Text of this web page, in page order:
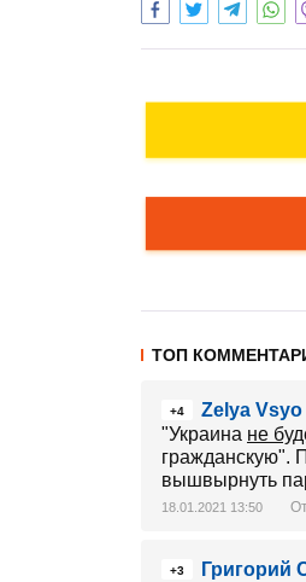
ТОП
+4
Zelya Vsyo
"Украина не
гражданскую".
вышвырнуть
18.01.2021 13:50
+3
Григорий